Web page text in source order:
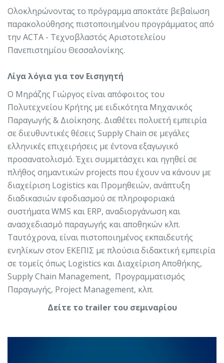
Ολοκληρώνοντας το πρόγραμμα αποκτάτε βεβαίωση
παρακολούθησης πιστοποιημένου προγράμματος από
την ΑCΤΑ - Τεχνοβλαστός Αριστοτελείου
Πανεπιστημίου Θεσσαλονίκης.
Λίγα λόγια για τον Εισηγητή
Ο Μηράζης Γιώργος είναι απόφοιτος του
Πολυτεχνείου Κρήτης με ειδικότητα Μηχανικός
Παραγωγής & Διοίκησης. Διαθέτει πολυετή εμπειρία
σε διευθυντικές θέσεις Supply Chain σε μεγάλες
ελληνικές επιχειρήσεις με έντονα εξαγωγικό
προσανατολισμό. Έχει συμμετάσχει και ηγηθεί σε
πλήθος σημαντικών projects που έχουν να κάνουν με
διαχείριση Logistics και Προμηθειών, ανάπτυξη
διαδικασιών εφοδιασμού σε πληροφοριακά
συστήματα WMS και ERP, αναδιοργάνωση και
ανασχεδιασμό παραγωγής και αποθηκών κλπ.
Ταυτόχρονα, είναι πιστοποιημένος εκπαιδευτής
ενηλίκων στον ΕΚΕΠΙΣ με πλούσια διδακτική εμπειρία
σε τομείς όπως Logistics και Διαχείριση Αποθήκης,
Supply Chain Management, Προγραμματισμός
Παραγωγής, Project Management, κλπ.
Δείτε το trailer του σεμιναρίου